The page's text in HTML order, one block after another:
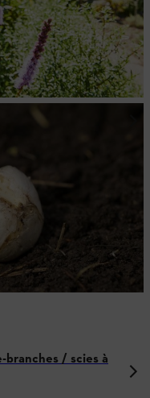
/ scies à